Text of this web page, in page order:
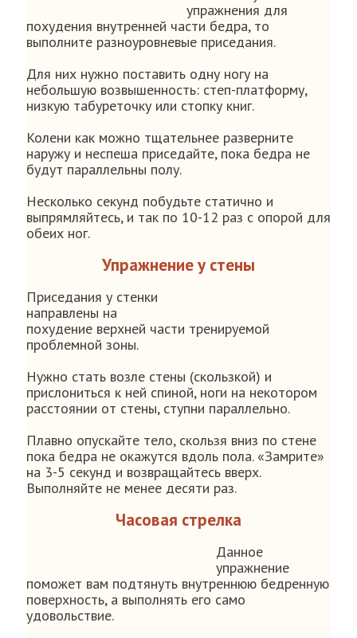
упражнения для
похудения внутренней части бедра, то
выполните разноуровневые приседания.
Для них нужно поставить одну ногу на
небольшую возвышенность: степ-платформу,
низкую табуреточку или стопку книг.
Колени как можно тщательнее разверните
наружу и неспеша приседайте, пока бедра не
будут параллельны полу.
Несколько секунд побудьте статично и
выпрямляйтесь, и так по 10-12 раз с опорой для
обеих ног.
Упражнение у стены
Приседания у стенки
направлены на
похудение верхней части тренируемой
проблемной зоны.
Нужно стать возле стены (скользкой) и
прислониться к ней спиной, ноги на некотором
расстоянии от стены, ступни параллельно.
Плавно опускайте тело, скользя вниз по стене
пока бедра не окажутся вдоль пола. «Замрите»
на 3-5 секунд и возвращайтесь вверх.
Выполняйте не менее десяти раз.
Часовая стрелка
Данное
упражнение
поможет вам подтянуть внутреннюю бедренную
поверхность, а выполнять его само
удовольствие.